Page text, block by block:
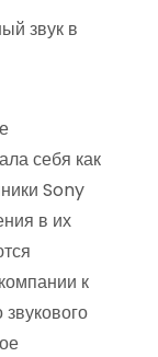
звук в
себя как
Sony
в их
к